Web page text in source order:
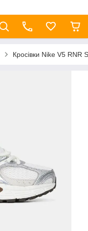
Кросівки Nike V5 RNR